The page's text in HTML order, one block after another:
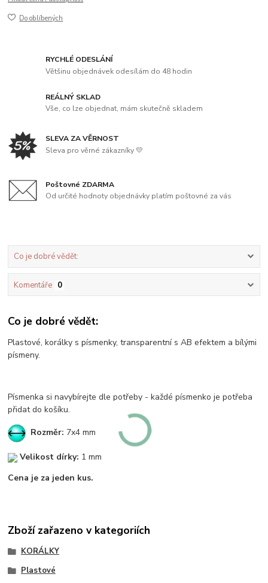
Do oblíbených
RYCHLÉ ODESLÁNÍ
Většinu objednávek odesílám do 48 hodin
REÁLNÝ SKLAD
Vše, co lze objednat, mám skutečně skladem
SLEVA ZA VĚRNOST
Sleva pro věrné zákazníky 💛
Poštovné ZDARMA
Od určité hodnoty objednávky platím poštovné za vás
Co je dobré vědět:
Komentáře 0
Co je dobré vědět:
Plastové, korálky s písmenky, transparentní s AB efektem a bílými
písmeny.
Písmenka si navybírejte dle potřeby - každé písmenko je potřeba
přidat do košíku.
Rozměr: 7x4 mm
Velikost dírky: 1 mm
Cena je za jeden kus.
Zboží zařazeno v kategoriích
KORÁLKY
Plastové